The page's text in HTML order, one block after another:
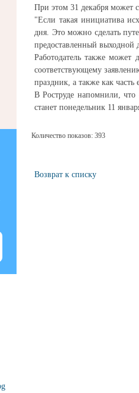
При этом 31 декабря может
"Если такая инициатива
дня. Это можно сделать
предоставленный выходной
Работодатель также может
соответствующему
праздник, а также как часть
В Роструде напомнили, что
станет понедельник 11
Количество показов: 393
Возврат к списку